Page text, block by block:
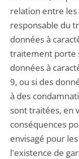
relation entre
responsable du
données à
traitement porte
données à
9, ou si des
à des
sont traitées, en
conséquences
envisagé pour
l'existence de